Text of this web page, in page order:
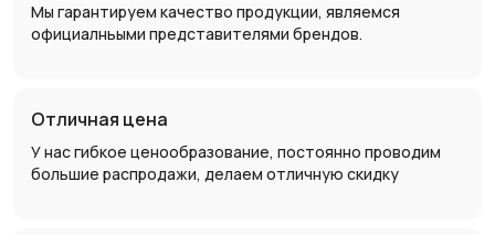
Мы гарантируем качество продукции, являемся
официалньыми представителями брендов.
Отличная цена
У нас гибкое ценообразование, постоянно проводим
большие распродажи, делаем отличную скидку